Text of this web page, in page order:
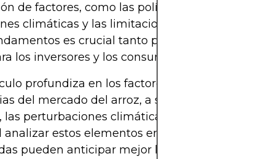
de factores, como las políticas
climáticas y las limitaciones de la oferta.
es crucial tanto para los responsables
los inversores y los consumidores.
profundiza en los factores clave que
del mercado del arroz, a saber, las
las perturbaciones climáticas y las limitaciones
analizar estos elementos en profundidad, las
pueden anticipar mejor la dinámica del